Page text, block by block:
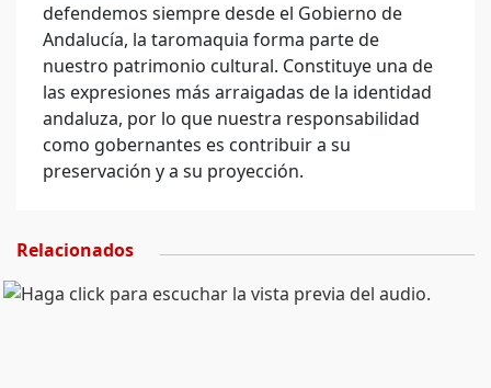
defendemos siempre desde el Gobierno de
Andalucía, la taromaquia forma parte de
nuestro patrimonio cultural. Constituye una de
las expresiones más arraigadas de la identidad
andaluza, por lo que nuestra responsabilidad
como gobernantes es contribuir a su
preservación y a su proyección.
Relacionados